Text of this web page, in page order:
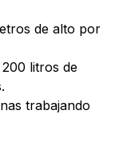
de alto por
litros de
trabajando